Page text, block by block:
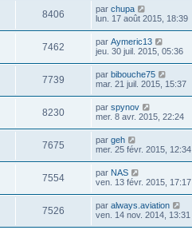
8406 par chupa
lun. 17 août 2015, 18:39
7462 par Aymeric13
jeu. 30 juil. 2015, 05:36
7739 par bibouche75
mar. 21 juil. 2015, 15:37
8230 par spynov
mer. 8 avr. 2015, 22:24
7675 par geh
mer. 25 févr. 2015, 12:34
7554 par NAS
ven. 13 févr. 2015, 17:17
7526 par always.aviation
ven. 14 nov. 2014, 13:31